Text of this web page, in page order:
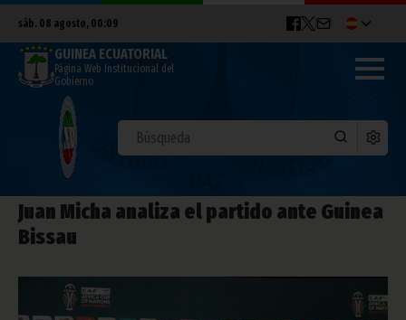
sáb. 08 agosto, 00:09
GUINEA ECUATORIAL
Página Web Institucional del
Gobierno
Juan Micha analiza el partido ante Guinea
Bissau